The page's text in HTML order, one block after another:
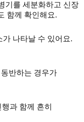
기를 세분화하고 신장
함께 확인해요.
나타날 수 있어요.
반하는 경우가
과 함께 흔히